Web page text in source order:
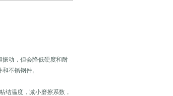
动，但会降低硬度和耐
不锈钢件。
结温度，减小磨擦系数，